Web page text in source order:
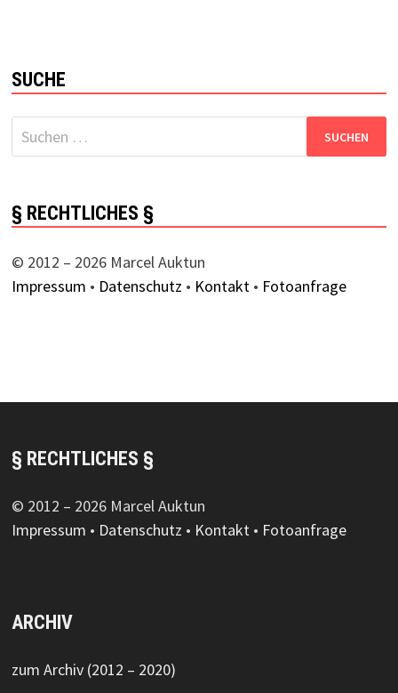
SUCHE
Suchen
nach:
§ RECHTLICHES §
© 2012 – 2026 Marcel Auktun
Impressum • Datenschutz • Kontakt• Fotoanfrage
§ RECHTLICHES §
© 2012 – 2026 Marcel Auktun
Impressum • Datenschutz • Kontakt• Fotoanfrage
ARCHIV
zum Archiv (2012 – 2020)